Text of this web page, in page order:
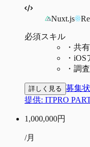
Nuxt.js
必須スキル
・ 共
・ iOS
・ 調
詳しく見る 募集
提供: ITPRO
1,000,000円
/月